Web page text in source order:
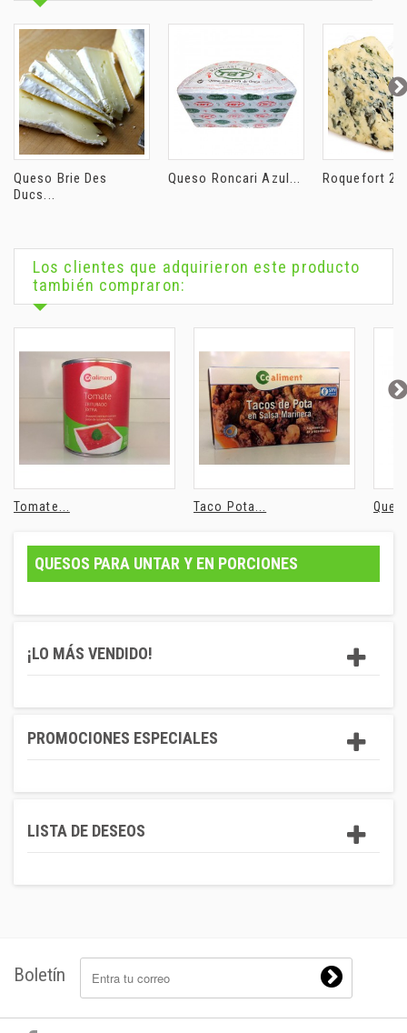
Queso Brie Des
Ducs...
Queso Roncari Azul... Roquefort
Los clientes que adquirieron este producto
también compraron:
Tomate... Taco Pota...
QUESOS PARA UNTAR Y EN PORCIONES
¡LO MÁS VENDIDO!
PROMOCIONES ESPECIALES
LISTA DE DESEOS
Boletín